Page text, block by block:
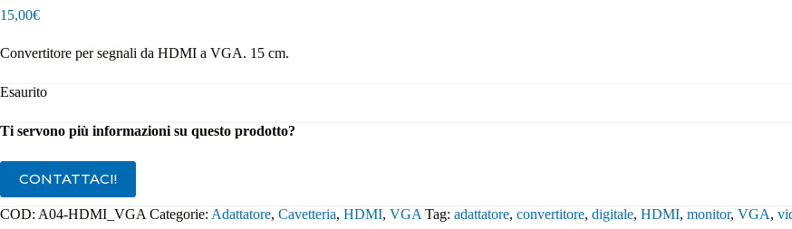
15,00€
Convertitore per segnali da HDMI a VGA. 15 cm.
Esaurito
Ti servono più informazioni su questo prodotto?
CONTATTACI!
COD: A04-HDMI_VGA Categorie: Adattatore, Cavetteria, HDMI, VGA Tag: adattatore, convertitore, digitale, HDMI, monitor, VGA,